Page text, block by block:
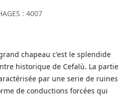
: 4007
chapeau c'est le splendide
historique de Cefalù. La partie
par une serie de ruines
de conductions forcées qui